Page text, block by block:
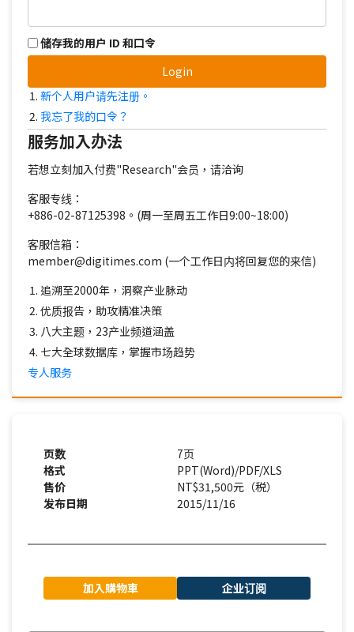
储存我的用户 ID 和口令
Login
新个人用户请先注册。
我忘了我的口令？
服务加入办法
若想立刻加入付费"Research"会员，请洽询
客服专线：
+886-02-87125398。(周一至周五工作日9:00~18:00)
客服信箱：
member@digitimes.com (一个工作日内将回复您的来信)
追溯至2000年，洞察产业脉动
优质报告，助攻精准决策
八大主题，23产业频道涵盖
七大全球数据库，掌握市场趋势
专人服务
页数
7页
格式
PPT(Word)/PDF/XLS
售价
NT$31,500元（税）
发布日期
2015/11/16
加入購物車 企业订阅